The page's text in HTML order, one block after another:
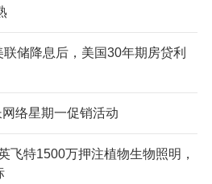
储降息后，美国30年期房贷利
络星期一促销活动
飞特1500万押注植物生物照明，